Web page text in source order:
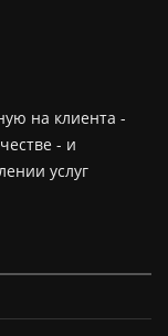
на клиента -
- и
услуг